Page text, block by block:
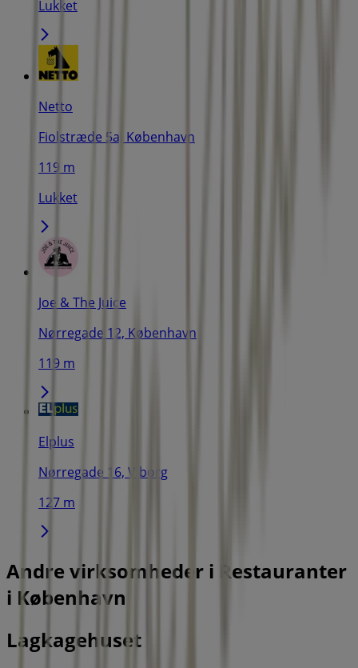
Lukket
Netto
Fiolstræde 5a, København
119 m
Lukket
Joe & The Juice
Nørregade 12, København
119 m
Elplus
Nørregade 16, Viborg
127 m
Andre virksomheder i Restauranter
i København
Lagkagehuset